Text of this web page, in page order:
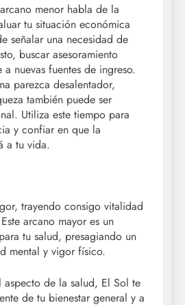
menor habla de la
tu situación económica
señalar una necesidad de
buscar asesoramiento
nuevas fuentes de ingreso.
parezca desalentador,
también puede ser
Utiliza este tiempo para
y confiar en que la
a tu vida.
trayendo consigo vitalidad
arcano mayor es un
tu salud, presagiando un
mental y vigor físico.
aspecto de la salud, El Sol te
de tu bienestar general y a